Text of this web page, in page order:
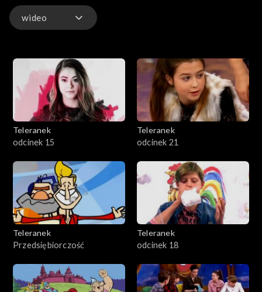
poprawę koordynacji ruchowej czy wymowy? Jakie ćwiczenia i
zadania stoją przed uczestnikami alpakoterapii?
wideo
Teleranek
odcinek 15
Teleranek
odcinek 21
Teleranek
Przedsiębiorczość
Teleranek
odcinek 18